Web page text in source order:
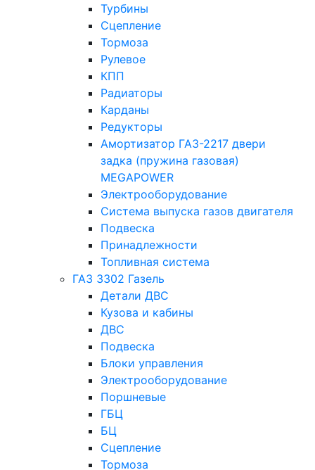
Турбины
Сцепление
Тормоза
Рулевое
КПП
Радиаторы
Карданы
Редукторы
Амортизатор ГАЗ-2217 двери
задка (пружина газовая)
MEGAPOWER
Электрооборудование
Система выпуска газов двигателя
Подвеска
Принадлежности
Топливная система
ГАЗ 3302 Газель
Детали ДВС
Кузова и кабины
ДВС
Подвеска
Блоки управления
Электрооборудование
Поршневые
ГБЦ
БЦ
Сцепление
Тормоза